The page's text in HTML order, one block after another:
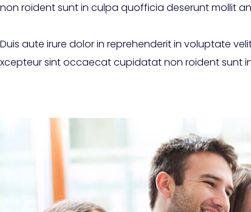
non roident sunt in culpa quofficia deserunt mollit
Duis aute irure dolor in reprehenderit in voluptate
xcepteur sint occaecat cupidatat non roident sunt